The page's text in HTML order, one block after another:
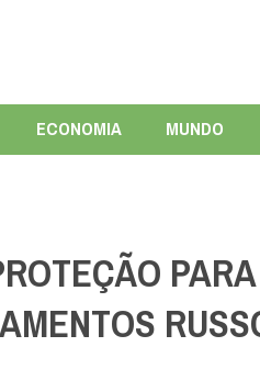
ECONOMIA MUNDO